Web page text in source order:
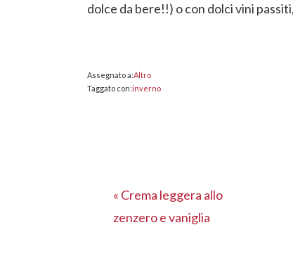
dolce da bere!!) o con dolci vini
Assegnato a:Altro
Taggato con:inverno
Post
precedente:
« Crema leggera allo
zenzero e vaniglia